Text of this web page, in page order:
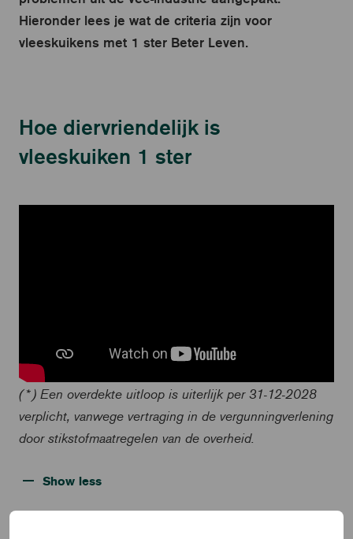
Hieronder lees je wat de criteria zijn voor
vleeskuikens met 1 ster Beter Leven.
Hoe diervriendelijk is
vleeskuiken 1 ster
(*) Een overdekte uitloop is uiterlijk per 31-12-2028
verplicht, vanwege vertraging in de vergunningverlening
door stikstofmaatregelen van de overheid.
Show less